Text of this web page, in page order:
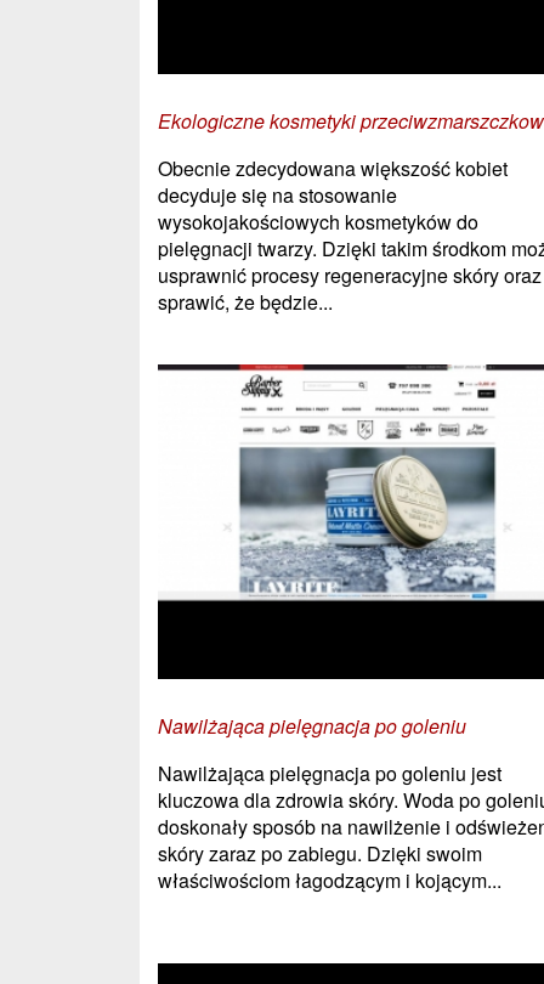
Ekologiczne kosmetyki
Obecnie zdecydowana większość kobiet
decyduje się na stosowanie
wysokojakościowych kosmetyków do
pielęgnacji twarzy. Dzięki takim środkom
usprawnić procesy regeneracyjne skóry oraz
sprawić, że będzie...
Nawilżająca pielęgnacja po goleniu
Nawilżająca pielęgnacja po goleniu jest
kluczowa dla zdrowia skóry. Woda po
doskonały sposób na nawilżenie i
skóry zaraz po zabiegu. Dzięki swoim
właściwościom łagodzącym i kojącym...